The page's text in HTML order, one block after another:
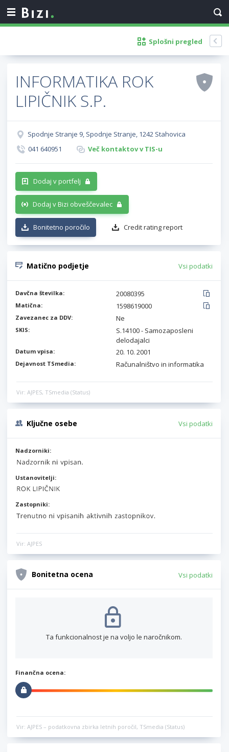
Splošni pregled
INFORMATIKA ROK
LIPIČNIK S.P.
Spodnje Stranje 9, Spodnje Stranje, 1242 Stahovica
041 640951
Več kontaktov v TIS-u
Dodaj v portfelj
Dodaj v Bizi obveščevalec
Bonitetno poročilo Credit rating report
Matično podjetje Vsi podatki
Davčna številka: 20080395
Matična: 1598619000
Zavezanec za DDV: Ne
SKIS:
S.14100 - Samozaposleni
delodajalci
Datum vpisa: 20. 10. 2001
Dejavnost TSmedia: Računalništvo in informatika
Vir: AJPES, TSmedia (Status)
Ključne osebe Vsi podatki
Nadzorniki:
Ustanovitelji:
Zastopniki:
Vir: AJPES
Bonitetna ocena Vsi podatki
Ta funkcionalnost je na voljo le naročnikom.
Finančna ocena:
Vir: AJPES – podatkovna zbirka letnih poročil, TSmedia (Status)